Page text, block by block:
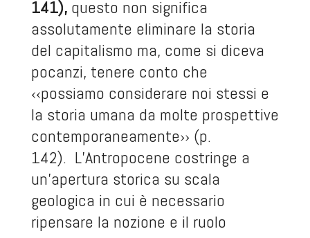
141),questo non significa
assolutamente eliminare la storia
del capitalismo ma, come si diceva
pocanzi, tenere conto che
‹‹possiamo considerare noi stessi e
la storia umana da molte prospettive
contemporaneamente›› (p.
142). L’Antropocene costringe a
un’apertura storica su scala
geologica in cui è necessario
ripensare la nozione e il ruolo